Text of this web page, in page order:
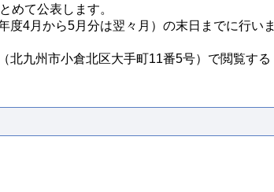
めて公表します。
度4月から5月分は翌々月）の末日までに行いま
北九州市小倉北区大手町11番5号）で閲覧する